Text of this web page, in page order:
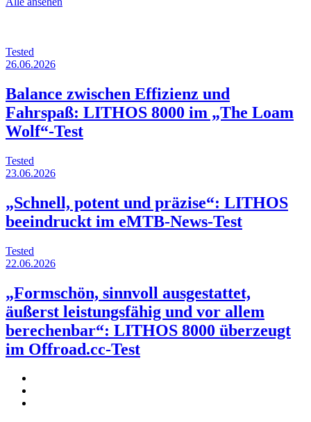
Tested
26.06.2026
Balance zwischen Effizienz und
Fahrspaß: LITHOS 8000 im „The Loam
Wolf“-Test
Tested
23.06.2026
„Schnell, potent und präzise“: LITHOS
beeindruckt im eMTB-News-Test
Tested
22.06.2026
„Formschön, sinnvoll ausgestattet,
äußerst leistungsfähig und vor allem
berechenbar“: LITHOS 8000 überzeugt
im Offroad.cc-Test